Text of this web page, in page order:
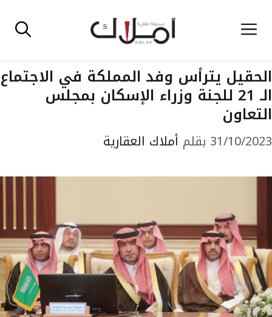
إلى القائمة
الحقيل يترأس وفد المملكة في الاجتماع
الـ 21 للجنة وزراء الإسكان بمجلس
التعاون
31/10/2023 بقلم أملاك العقارية